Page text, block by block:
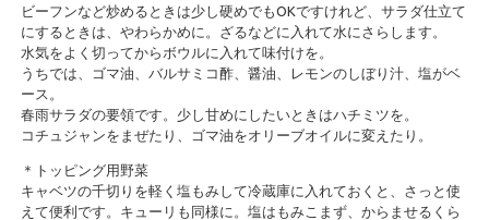
ビーフンなど炒めるときは少し硬めでもOKですけれど、サラダ仕立て
にするときは、やわらかめに。ざるなどに入れて水にさらします。
水気をよく切ってからボウルに入れて味付けを。
うちでは、ゴマ油、バルサミコ酢、醤油、レモンのしぼり汁、塩がベ
ース。
春雨サラダの要領です。少し甘めにしたいときはハチミツを。
コチュジャンをまぜたり、ゴマ油をオリーブオイルに変えたり。
＊トッピング用野菜
キャベツの千切りを軽く塩もみして冷蔵庫に入れておくと、さっと使
えて便利です。キューリも同様に。塩はもみこまず、からませるくら